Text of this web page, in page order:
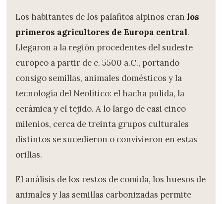
Los habitantes de los palafitos alpinos eranlos
primeros agricultores de Europa central.
Llegaron a la región procedentes del sudeste
europeo a partir de c. 5500 a.C., portando
consigo semillas, animales domésticos y la
tecnología del Neolítico: el hacha pulida, la
cerámica y el tejido. A lo largo de casi cinco
milenios, cerca de treinta grupos culturales
distintos se sucedieron o convivieron en estas
orillas.
El análisis de los restos de comida, los huesos de
animales y las semillas carbonizadas permite